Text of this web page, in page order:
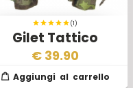
(1)
Gilet Tattico
Originale ACR MNS
2000 SPM Liberec
€ 39.90